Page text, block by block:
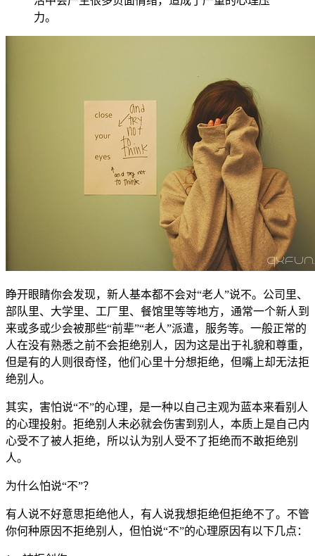
力。
睁开眼睛你会发现，新人基本都不会对“老人”说不。公司里、
部队里、大学里、工厂里、餐馆里等等地方，通常一个新人到
来或多或少会被那些“前辈”“老人”派遣，服务等。一般正常的
人在没有熟悉之前不会拒绝别人，因为这是出于礼貌和尊重，
但是有的人则很奇怪，他们心里十分想拒绝，但嘴上却无法拒
绝别人。
其实，害怕说“不”的心理，是一种以自己主观为蓝本来看别人
的心理投射。拒绝别人未必就会伤害到别人，本质上是自己内
心受不了被人拒绝，所以认为别人受不了拒绝而不敢拒绝别
人。
为什么怕说“不”？
有人说不好意思拒绝他人，有人说我想拒绝但拒绝不了。不管
你何种原因不拒绝别人，但怕说“不”的心理原因有以下几点：